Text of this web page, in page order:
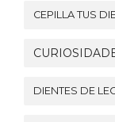
CEPILLA TUS
DIENTES DE